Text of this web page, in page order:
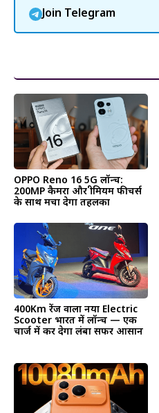
Join Telegram
OPPO Reno 16 5G लॉन्च:
200MP कैमरा और प्रीमियम फीचर्स
के साथ मचा देगा तहलका
400Km रेंज वाला नया Electric
Scooter भारत में लॉन्च — एक
चार्ज में कर देगा लंबा सफर आसान